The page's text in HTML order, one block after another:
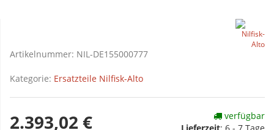
Artikelnummer: NIL-DE155000777
Kategorie: Ersatzteile Nilfisk-Alto
2.393,02 €
verfügbar